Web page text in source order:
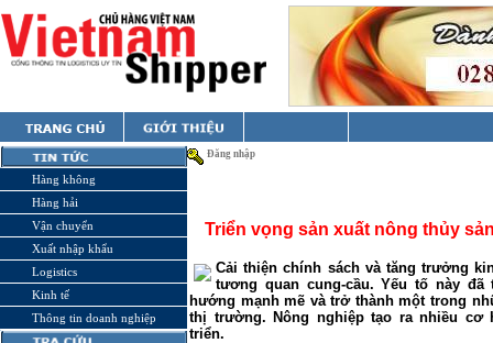
Hàng không
Hàng hải
Vận chuyển
Xuất nhập khẩu
Logistics
Kinh tế
Thông tin doanh nghiệp
Đăng nhập
Triển vọng sản xuất nông thủy
Cải thiện chính sách và tăng trưởng
tương quan cung-cầu. Yếu tố này đã
hướng mạnh mẽ và trở thành một trong
thị trường. Nông nghiệp tạo ra nhiều cơ
triển.